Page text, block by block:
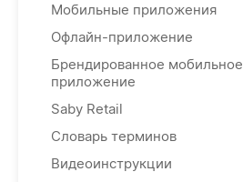
Мобильные приложения
Офлайн-приложение
Брендированное мобильное
приложение
Saby Retail
Словарь терминов
Видеоинструкции